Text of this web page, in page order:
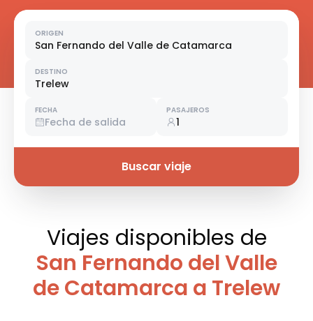
ORIGEN
San Fernando del Valle de Catamarca
DESTINO
Trelew
FECHA
Fecha de salida
PASAJEROS
1
Buscar viaje
Viajes disponibles de
San Fernando del Valle
de Catamarca a Trelew